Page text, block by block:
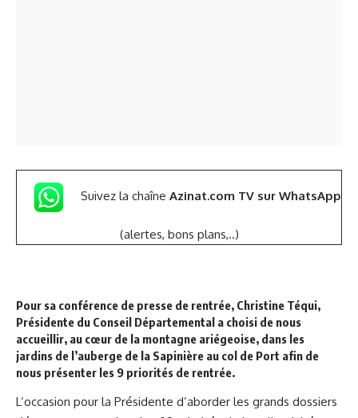
Suivez la chaîne Azinat.com TV sur WhatsApp
(alertes, bons plans,..)
Pour sa conférence de presse de rentrée, Christine Téqui,
Présidente du Conseil Départemental a choisi de nous
accueillir, au cœur de la montagne ariégeoise, dans les
jardins de l’auberge de la Sapinière au col de Port afin de
nous présenter les 9 priorités de rentrée.
L’occasion pour la Présidente d’aborder les grands dossiers